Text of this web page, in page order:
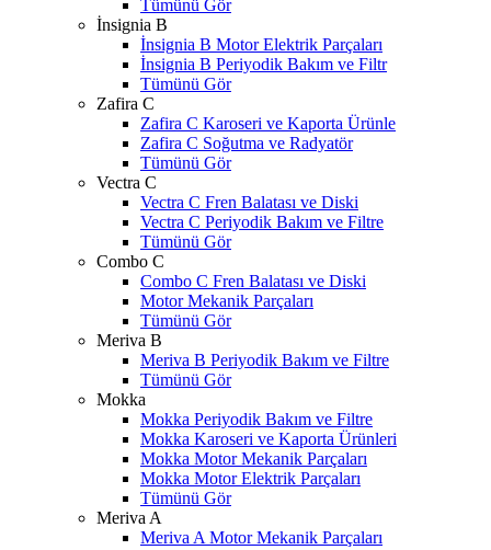
Tümünü Gör
İnsignia B
İnsignia B Motor Elektrik Parçaları
İnsignia B Periyodik Bakım ve Filtr
Tümünü Gör
Zafira C
Zafira C Karoseri ve Kaporta Ürünle
Zafira C Soğutma ve Radyatör
Tümünü Gör
Vectra C
Vectra C Fren Balatası ve Diski
Vectra C Periyodik Bakım ve Filtre
Tümünü Gör
Combo C
Combo C Fren Balatası ve Diski
Motor Mekanik Parçaları
Tümünü Gör
Meriva B
Meriva B Periyodik Bakım ve Filtre
Tümünü Gör
Mokka
Mokka Periyodik Bakım ve Filtre
Mokka Karoseri ve Kaporta Ürünleri
Mokka Motor Mekanik Parçaları
Mokka Motor Elektrik Parçaları
Tümünü Gör
Meriva A
Meriva A Motor Mekanik Parçaları